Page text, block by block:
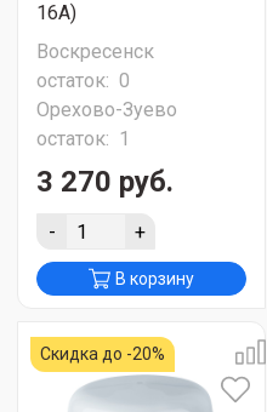
16А)
Воскресенск
остаток: 0
Орехово-Зуево
остаток: 1
3 270 руб.
- +
В корзину
Скидка до -20%